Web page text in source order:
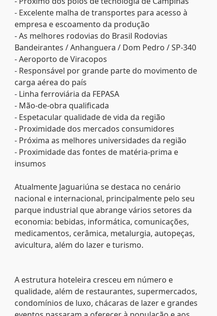
- Excelente malha de transportes para acesso à
empresa e escoamento da produção
- As melhores rodovias do Brasil Rodovias
Bandeirantes / Anhanguera / Dom Pedro / SP-340
- Aeroporto de Viracopos
- Responsável por grande parte do movimento de
carga aérea do país
- Linha ferroviária da FEPASA
- Mão-de-obra qualificada
- Espetacular qualidade de vida da região
- Proximidade dos mercados consumidores
- Próxima as melhores universidades da região
- Proximidade das fontes de matéria-prima e
insumos
Atualmente Jaguariúna se destaca no cenário
nacional e internacional, principalmente pelo seu
parque industrial que abrange vários setores da
economia: bebidas, informática, comunicações,
medicamentos, cerâmica, metalurgia, autopeças,
avicultura, além do lazer e turismo.
A estrutura hoteleira cresceu em número e
qualidade, além de restaurantes, supermercados,
condomínios de luxo, chácaras de lazer e grandes